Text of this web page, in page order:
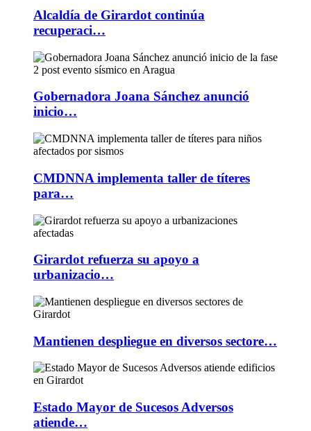
Alcaldía de Girardot continúa
recuperaci…
Gobernadora Joana Sánchez anunció
inicio…
CMDNNA implementa taller de títeres
para…
Girardot refuerza su apoyo a
urbanizacio…
Mantienen despliegue en diversos sectore…
Estado Mayor de Sucesos Adversos
atiende…